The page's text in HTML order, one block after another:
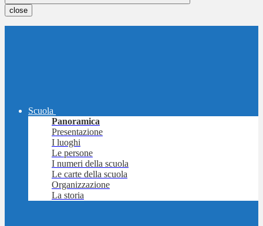
close
Scuola
Panoramica
Presentazione
I luoghi
Le persone
I numeri della scuola
Le carte della scuola
Organizzazione
La storia